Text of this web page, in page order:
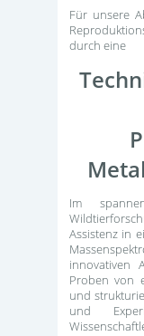
Für unsere
durch eine
Im
Assistenz in
innovativen
Proben von
und
und